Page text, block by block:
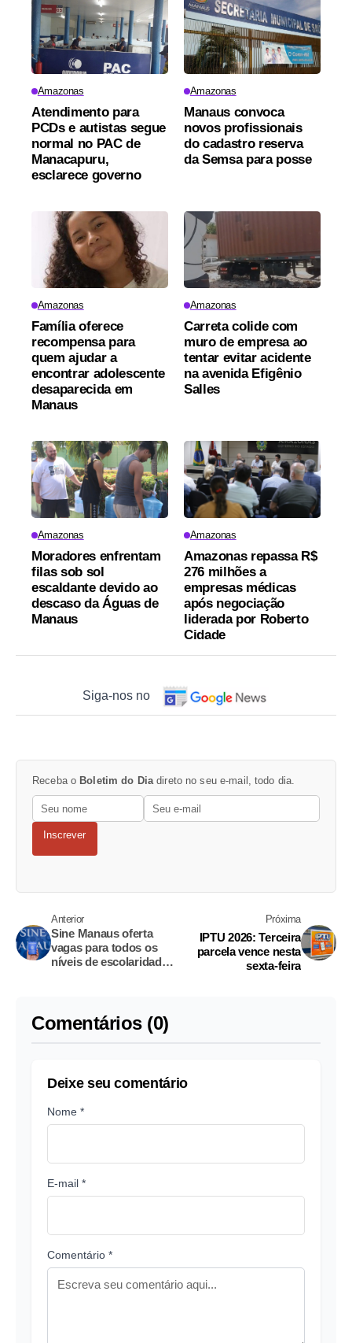
Amazonas
Atendimento para
PCDs e autistas segue
normal no PAC de
Manacapuru,
esclarece governo
Amazonas
Manaus convoca
novos profissionais
do cadastro reserva
da Semsa para posse
Amazonas
Família oferece
recompensa para
quem ajudar a
encontrar adolescente
desaparecida em
Manaus
Amazonas
Carreta colide com
muro de empresa ao
tentar evitar acidente
na avenida Efigênio
Salles
Amazonas
Moradores enfrentam
filas sob sol
escaldante devido ao
descaso da Águas de
Manaus
Amazonas
Amazonas repassa R$
276 milhões a
empresas médicas
após negociação
liderada por Roberto
Cidade
Siga-nos no
Receba o Boletim do Dia direto no seu e-mail, todo dia.
Inscrever
Anterior
Sine Manaus oferta
vagas para todos os
níveis de escolaridade
Próxima
IPTU 2026: Terceira
parcela vence nesta
sexta-feira
Comentários (0)
Deixe seu comentário
Nome *
E-mail *
Comentário *